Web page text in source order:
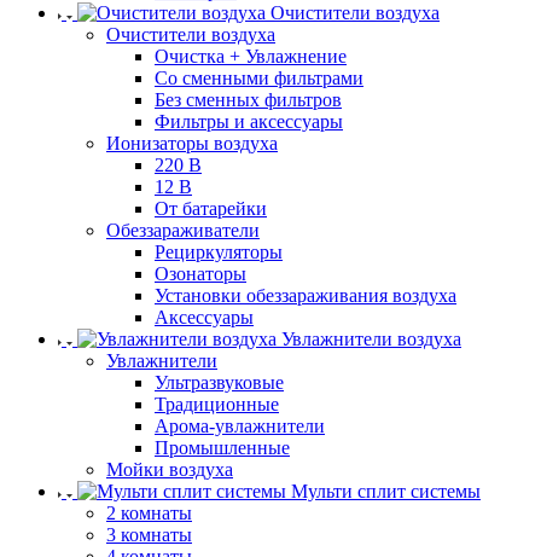
Очистители воздуха
Очистители воздуха
Очистка + Увлажнение
Cо сменными фильтрами
Без сменных фильтров
Фильтры и аксессуары
Ионизаторы воздуха
220 В
12 В
От батарейки
Обеззараживатели
Рециркуляторы
Озонаторы
Установки обеззараживания воздуха
Аксессуары
Увлажнители воздуха
Увлажнители
Ультразвуковые
Традиционные
Арома-увлажнители
Промышленные
Мойки воздуха
Мульти сплит системы
2 комнаты
3 комнаты